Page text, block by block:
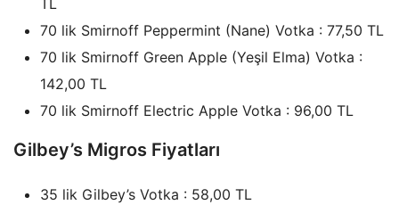
TL
70 lik Smirnoff Peppermint (Nane) Votka : 77,50 TL
70 lik Smirnoff Green Apple (Yeşil Elma) Votka :
142,00 TL
70 lik Smirnoff Electric Apple Votka : 96,00 TL
Gilbey’s Migros Fiyatları
35 lik Gilbey’s Votka : 58,00 TL